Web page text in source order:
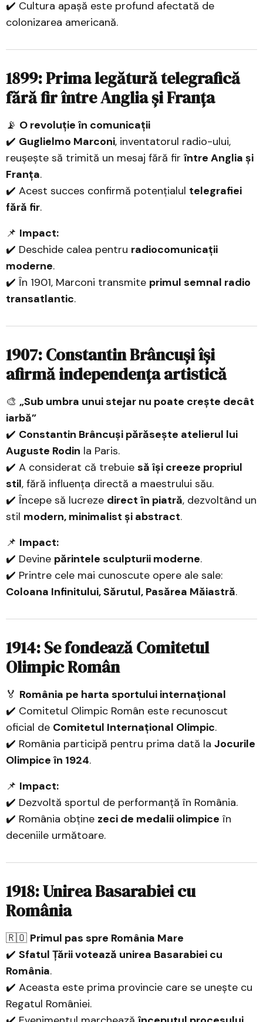
✔️ Cultura apașă este profund afectată de
colonizarea americană.
1899: Prima legătură telegrafică
fără fir între Anglia și Franța
📡 O revoluție în comunicații
✔️ Guglielmo Marconi, inventatorul radio-ului,
reușește să trimită un mesaj fără fir între Anglia și
Franța.
✔️ Acest succes confirmă potențialul telegrafiei
fără fir.
📌 Impact:
✔️ Deschide calea pentru radiocomunicații
moderne.
✔️ În 1901, Marconi transmite primul semnal radio
transatlantic.
1907: Constantin Brâncuși își
afirmă independența artistică
🎨 „Sub umbra unui stejar nu poate crește decât
iarbă”
✔️ Constantin Brâncuși părăsește atelierul lui
Auguste Rodin la Paris.
✔️ A considerat că trebuie să își creeze propriul
stil, fără influența directă a maestrului său.
✔️ Începe să lucreze direct în piatră, dezvoltând un
stil modern, minimalist și abstract.
📌 Impact:
✔️ Devine părintele sculpturii moderne.
✔️ Printre cele mai cunoscute opere ale sale:
Coloana Infinitului, Sărutul, Pasărea Măiastră.
1914: Se fondează Comitetul
Olimpic Român
🏅 România pe harta sportului internațional
✔️ Comitetul Olimpic Român este recunoscut
oficial de Comitetul Internațional Olimpic.
✔️ România participă pentru prima dată la Jocurile
Olimpice în 1924.
📌 Impact:
✔️ Dezvoltă sportul de performanță în România.
✔️ România obține zeci de medalii olimpice în
deceniile următoare.
1918: Unirea Basarabiei cu
România
🇷🇴 Primul pas spre România Mare
✔️ Sfatul Țării votează unirea Basarabiei cu
România.
✔️ Aceasta este prima provincie care se unește cu
Regatul României.